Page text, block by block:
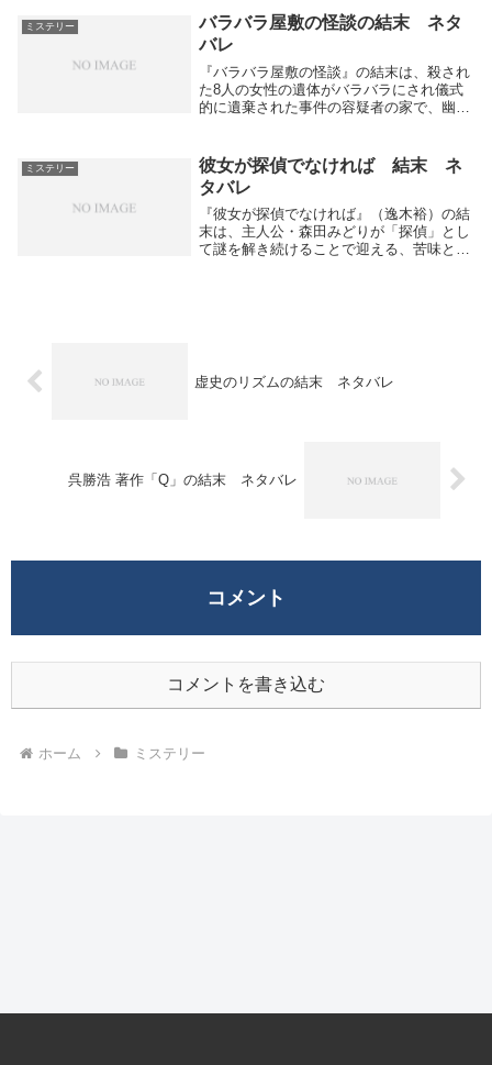
に包まれてお...
ミステリー
バラバラ屋敷の怪談の結末 ネタ
バレ
『バラバラ屋敷の怪談』の結末は、殺され
た8人の女性の遺体がバラバラにされ儀式
的に遺棄された事件の容疑者の家で、幽霊
た中学生らが、鍵がかかった屋敷の中でク
ラスメイトの...
ミステリー
彼女が探偵でなければ 結末 ネ
タバレ
『彼女が探偵でなければ』（逸木裕）の結
末は、主人公・森田みどりが「探偵」とし
て謎を解き続けることで迎える、苦味と成
虚史のリズムの結末 ネタバレ
呉勝浩 著作「Q」の結末 ネタバレ
コメント
コメントを書き込む
ホーム ミステリー